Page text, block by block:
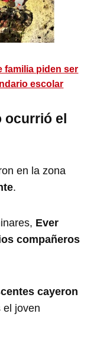
familia piden ser
escolar
ocurrió el
en la zona
.
Ever
compañeros
cayeron
el joven